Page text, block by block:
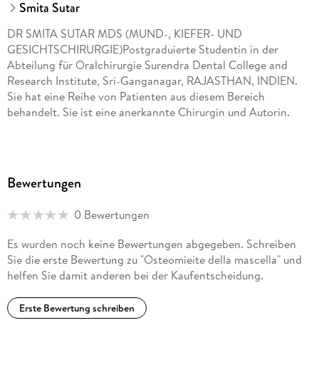
Smita Sutar
DR SMITA SUTAR MDS (MUND-, KIEFER- UND
GESICHTSCHIRURGIE)Postgraduierte Studentin in der
Abteilung für Oralchirurgie Surendra Dental College and
Research Institute, Sri-Ganganagar, RAJASTHAN, INDIEN.
Sie hat eine Reihe von Patienten aus diesem Bereich
behandelt. Sie ist eine anerkannte Chirurgin und Autorin.
Bewertungen
0 Bewertungen
Es wurden noch keine Bewertungen abgegeben. Schreiben
Sie die erste Bewertung zu "Osteomieite della mascella" und
helfen Sie damit anderen bei der Kaufentscheidung.
Erste Bewertung schreiben